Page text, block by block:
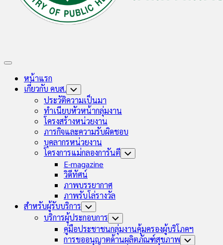
Expand
หน้าแรก
เกี่ยวกับ คบส. Toggle
Child
Menu
ประวัติความเป็นมา
ทำเนียบหัวหน้ากลุ่มงาน
โครงสร้างหน่วยงาน
ภารกิจและความรับผิดชอบ
บุคลากรหน่วยงาน
โครงการแม่กลองการันตี Toggle
E-magazine
วิดีทัศน์
ภาพบรรยากาศ
ภาพรับโล่รางวัล
สำหรับผู้รับบริการ Toggle
Child
Menu
บริการผู้ประกอบการ Toggle
Child
Menu
คู่มือประชาชนกลุ่มงานคุ้มครองผู้บริโภคฯ
การขออนุญาตด้านผลิตภัณฑ์สุขภาพ Toggle